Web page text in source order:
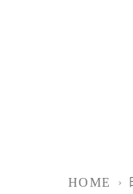
HOME ›